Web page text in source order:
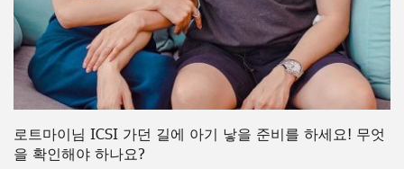
로트마이님 ICSI 가던 길에 아기 낳을 준비를 하세요! 무엇
을 확인해야 하나요?